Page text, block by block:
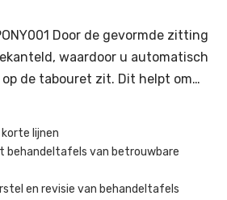
Door de gevormde zitting
waardoor u automatisch
de tabouret zit. Dit helpt om…
lijnen
behandeltafels van betrouwbare
en revisie van behandeltafels